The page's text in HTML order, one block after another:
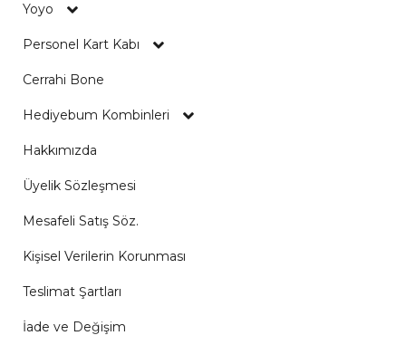
Yoyo
Personel Kart Kabı
Cerrahi Bone
Hediyebum Kombinleri
Hakkımızda
Üyelik Sözleşmesi
Mesafeli Satış Söz.
Kişisel Verilerin Korunması
Teslimat Şartları
İade ve Değişim